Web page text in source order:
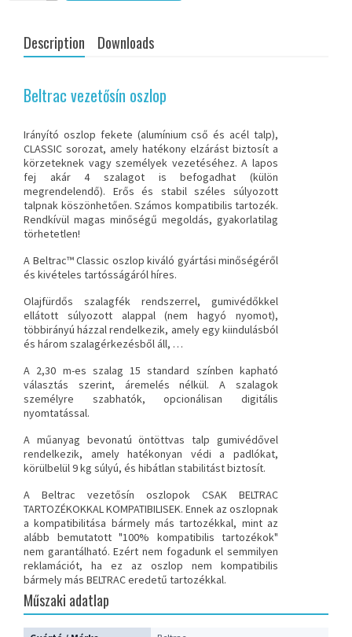
Description Downloads
Beltrac vezetősín oszlop
Irányító oszlop fekete (alumínium cső és acél talp),
CLASSIC sorozat, amely hatékony elzárást biztosít a
körzeteknek vagy személyek vezetéséhez. A lapos
fej akár 4 szalagot is befogadhat (külön
megrendelendő). Erős és stabil széles súlyozott
talpnak köszönhetően. Számos kompatibilis tartozék.
Rendkívül magas minőségű megoldás, gyakorlatilag
törhetetlen!
A Beltrac™ Classic oszlop kiváló gyártási minőségéről
és kivételes tartósságáról híres.
Olajfürdős szalagfék rendszerrel, gumivédőkkel
ellátott súlyozott alappal (nem hagyó nyomot),
többirányú házzal rendelkezik, amely egy kiindulásból
és három szalagérkezésből áll, …
A 2,30 m-es szalag 15 standard színben kapható
választás szerint, áremelés nélkül. A szalagok
személyre szabhatók, opcionálisan digitális
nyomtatással.
A műanyag bevonatú öntöttvas talp gumivédővel
rendelkezik, amely hatékonyan védi a padlókat,
körülbelül 9 kg súlyú, és hibátlan stabilitást biztosít.
A Beltrac vezetősín oszlopok CSAK BELTRAC
TARTOZÉKOKKAL KOMPATIBILISEK. Ennek az oszlopnak
a kompatibilitása bármely más tartozékkal, mint az
alább bemutatott "100% kompatibilis tartozékok"
nem garantálható. Ezért nem fogadunk el semmilyen
reklamációt, ha ez az oszlop nem kompatibilis
bármely más BELTRAC eredetű tartozékkal.
Műszaki adatlap